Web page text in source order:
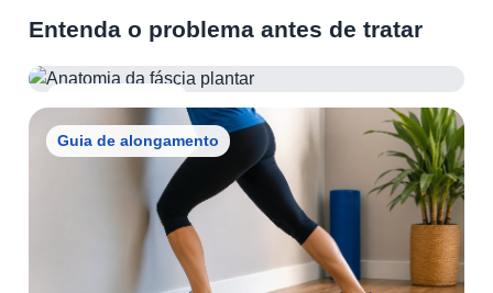
Entenda o problema antes de tratar
Guia de alongamento